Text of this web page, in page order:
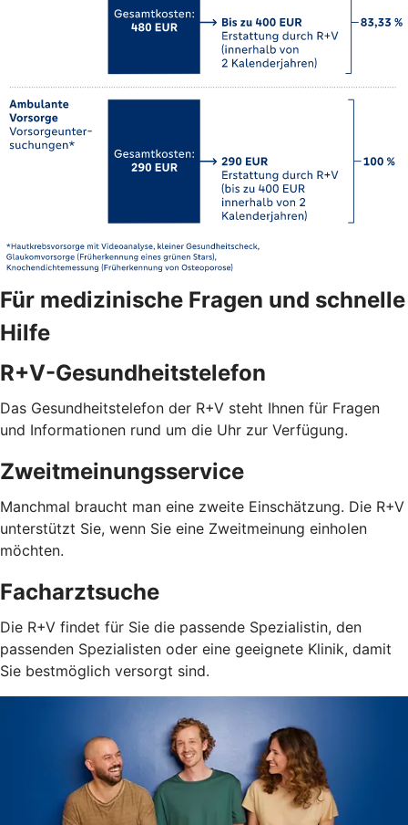
Für medizinische Fragen und schnelle
Hilfe
R+V-Gesundheitstelefon
Das Gesundheitstelefon der R+V steht Ihnen für Fragen
und Informationen rund um die Uhr zur Verfügung.
Zweitmeinungsservice
Manchmal braucht man eine zweite Einschätzung. Die R+V
unterstützt Sie, wenn Sie eine Zweitmeinung einholen
möchten.
Facharztsuche
Die R+V findet für Sie die passende Spezialistin, den
passenden Spezialisten oder eine geeignete Klinik, damit
Sie bestmöglich versorgt sind.